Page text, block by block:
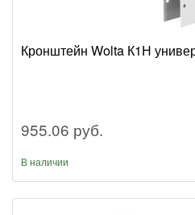
Кронштейн Wolta К1Н
955.06 руб.
В наличии